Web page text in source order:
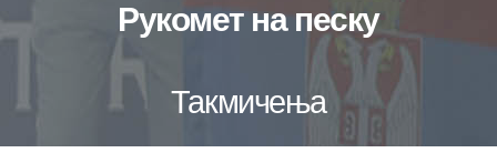
Рукомет на песку
Такмичења